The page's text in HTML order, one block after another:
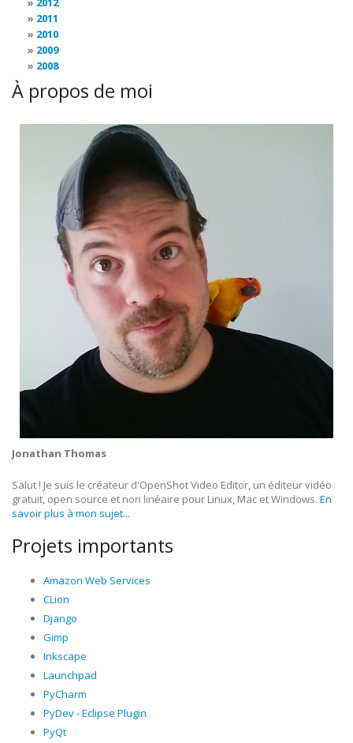
2011
2010
2009
2008
À propos de moi
Jonathan Thomas
Salut ! Je suis le créateur d'OpenShot Video Editor, un éditeur vidéo
gratuit, open source et non linéaire pour Linux, Mac et Windows. En
savoir plus à mon sujet...
Projets importants
Amazon Web Services
CLion
Django
Gimp
Inkscape
Launchpad
PyCharm
PyDev - Eclipse Plugin
PyQt